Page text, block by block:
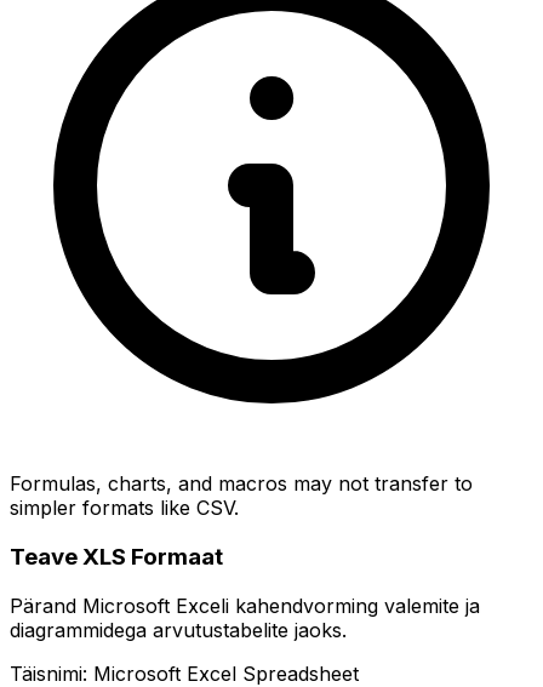
Formulas, charts, and macros may not transfer to
simpler formats like CSV.
Teave XLS Formaat
Pärand Microsoft Exceli kahendvorming valemite ja
diagrammidega arvutustabelite jaoks.
Täisnimi: Microsoft Excel Spreadsheet